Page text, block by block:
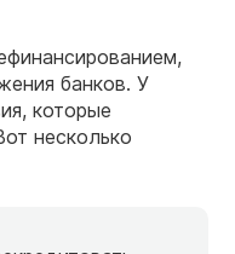
банков. У
которые
несколько